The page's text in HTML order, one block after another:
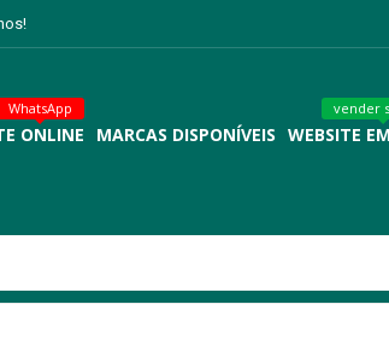
ONLINE
WhatsApp
MARCAS DISPONÍVEIS WEBSITE
vender